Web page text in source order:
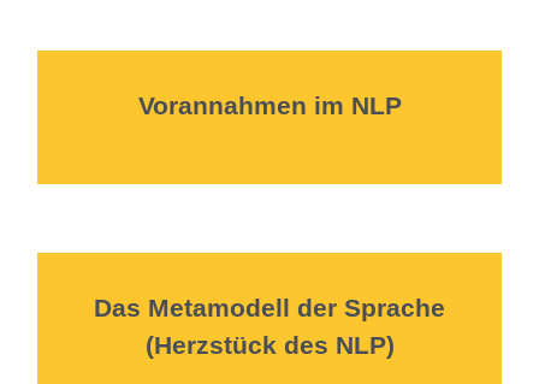
Vorannahmen im NLP
Das Metamodell der Sprache
(Herzstück des NLP)